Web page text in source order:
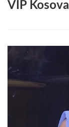
VIP Kosova